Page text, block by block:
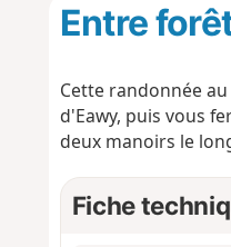
Entre
Cette randonnée
d'Eawy, puis vous
deux manoirs le
Fiche